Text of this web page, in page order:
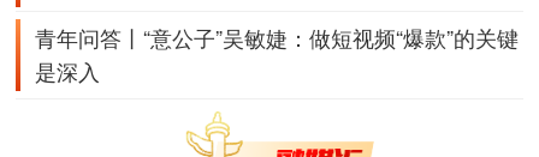
青年问答丨“意公子”吴敏婕：做短视频“爆款”的关键
是深入